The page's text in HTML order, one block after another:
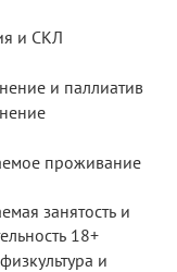
и СКЛ
и паллиатив
проживание
занятость и
18+
и